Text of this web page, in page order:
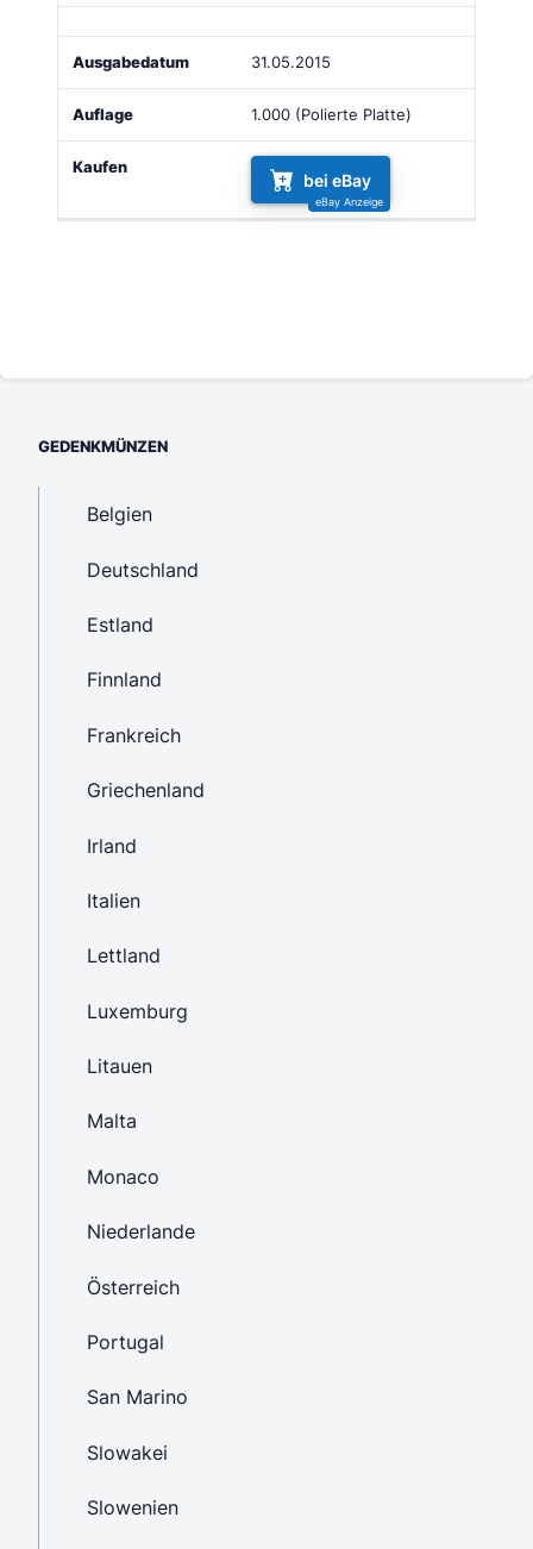
31.05.2015
1.000 (Polierte Platte)
bei eBay
GEDENKMÜNZEN
Belgien
Deutschland
Estland
Finnland
Frankreich
Griechenland
Irland
Italien
Lettland
Luxemburg
Litauen
Malta
Monaco
Niederlande
Österreich
Portugal
San Marino
Slowakei
Slowenien